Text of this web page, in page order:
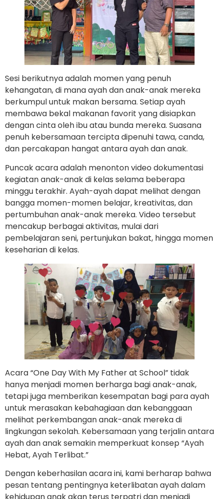
Sesi berikutnya adalah momen yang penuh
kehangatan, di mana ayah dan anak-anak mereka
berkumpul untuk makan bersama. Setiap ayah
membawa bekal makanan favorit yang disiapkan
dengan cinta oleh ibu atau bunda mereka. Suasana
penuh kebersamaan tercipta dipenuhi tawa, canda,
dan percakapan hangat antara ayah dan anak.
Puncak acara adalah menonton video dokumentasi
kegiatan anak-anak di kelas selama beberapa
minggu terakhir. Ayah-ayah dapat melihat dengan
bangga momen-momen belajar, kreativitas, dan
pertumbuhan anak-anak mereka. Video tersebut
mencakup berbagai aktivitas, mulai dari
pembelajaran seni, pertunjukan bakat, hingga momen
keseharian di kelas.
Acara “One Day With My Father at School” tidak
hanya menjadi momen berharga bagi anak-anak,
tetapi juga memberikan kesempatan bagi para ayah
untuk merasakan kebahagiaan dan kebanggaan
melihat perkembangan anak-anak mereka di
lingkungan sekolah. Kebersamaan yang terjalin antara
ayah dan anak semakin memperkuat konsep “Ayah
Hebat, Ayah Terlibat.”
Dengan keberhasilan acara ini, kami berharap bahwa
pesan tentang pentingnya keterlibatan ayah dalam